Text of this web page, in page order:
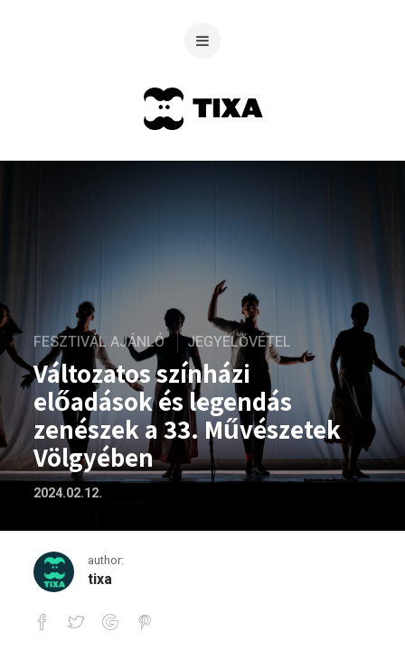
FESZTIVÁL AJÁNLÓ JEGYELŐVÉTEL
Változatos színházi
előadások és legendás
zenészek a 33. Művészetek
Völgyében
2024.02.12.
author:
tixa